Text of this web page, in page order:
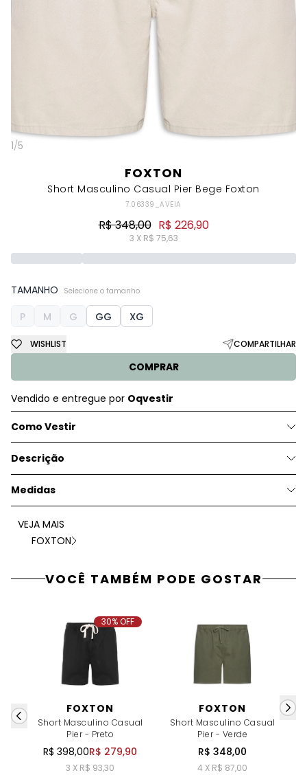
1/5
FOXTON
Short Masculino Casual Pier Bege Foxton
7.06339_AVEIA
R$ 348,00 R$ 226,90
3 X R$ 75,63
TAMANHO Selecione o tamanho
P M G GG XG
COMPRAR
WISHLIST COMPARTILHAR
Vendido e entregue por Oqvestir
Como Vestir
Descrição
Medidas
VEJA MAIS
FOXTON
VOCÊ TAMBÉM PODE GOSTAR
FOXTON
Short Masculino Casual
Pier - Preto
R$ 398,00R$ 279,90
3 X R$ 93,30
30% OFF
FOXTON
Short Masculino Casual
Pier - Verde
R$ 348,00
4 X R$ 87,00